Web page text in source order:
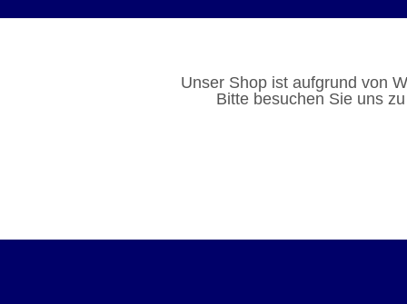
Unser Shop ist aufgrund von
Bitte besuchen Sie uns